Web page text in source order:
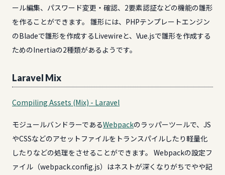
ール編集、パスワード変更・確認、2要素認証などの機能の雛形
を作ることができます。 雛形には、PHPテンプレートエンジン
のBladeで雛形を作成するLivewireと、Vue.jsで雛形を作成する
ためのInertiaの2種類があるようです。
Laravel Mix
Compiling Assets (Mix) - Laravel
モジュールバンドラーであるWebpackのラッパーツールで、JS
やCSSなどのアセットファイルをトランスパイルしたり軽量化
したりなどの処理をさせることができます。 Webpackの設定フ
ァイル（webpack.config.js）はネストが深くなりがちでやや記